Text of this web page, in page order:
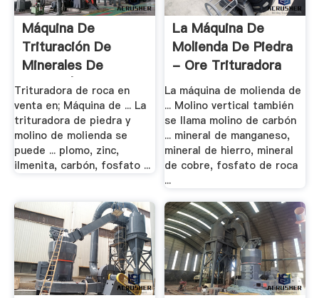
Máquina De
Trituración De
Minerales De
México | .
Trituradora de roca en
venta en; Máquina de ... La
trituradora de piedra y
molino de molienda se
puede ... plomo, zinc,
ilmenita, carbón, fosfato ...
La Máquina De
Molienda De Piedra
- Ore Trituradora
La máquina de molienda de
... Molino vertical también
se llama molino de carbón
... mineral de manganeso,
mineral de hierro, mineral
de cobre, fosfato de roca
...